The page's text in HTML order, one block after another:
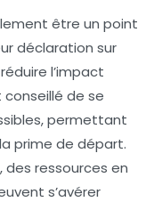
être un point
déclaration sur
l’impact
conseillé de se
permettant
prime de départ.
des ressources en
s’avérer